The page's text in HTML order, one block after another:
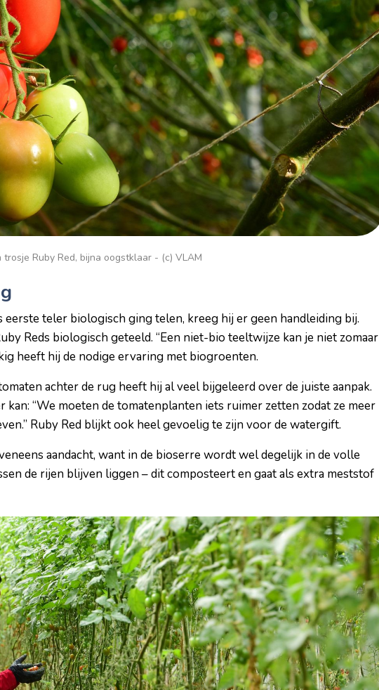
trosje Ruby Red, bijna oogstklaar - (c) VLAM
eerste teler biologisch ging telen, kreeg hij er geen handleiding bij.
Reds biologisch geteeld. “Een niet-bio teeltwijze kan je niet zomaar
heeft hij de nodige ervaring met biogroenten.
achter de rug heeft hij al veel bijgeleerd over de juiste aanpak.
“We moeten de tomatenplanten iets ruimer zetten zodat ze meer
Ruby Red blijkt ook heel gevoelig te zijn voor de watergift.
aandacht, want in de bioserre wordt wel degelijk in de volle
de rijen blijven liggen – dit composteert en gaat als extra meststof